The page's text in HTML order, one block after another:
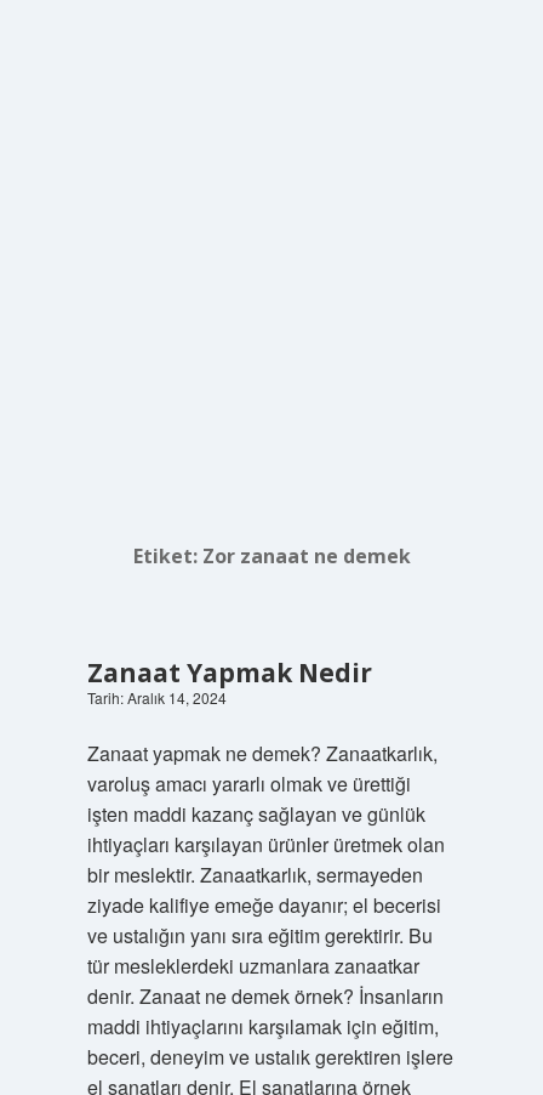
Etiket: Zor zanaat ne demek
Zanaat Yapmak Nedir
Tarih: Aralık 14, 2024
Zanaat yapmak ne demek? Zanaatkarlık,
varoluş amacı yararlı olmak ve ürettiği
işten maddi kazanç sağlayan ve günlük
ihtiyaçları karşılayan ürünler üretmek olan
bir meslektir. Zanaatkarlık, sermayeden
ziyade kalifiye emeğe dayanır; el becerisi
ve ustalığın yanı sıra eğitim gerektirir. Bu
tür mesleklerdeki uzmanlara zanaatkar
denir. Zanaat ne demek örnek? İnsanların
maddi ihtiyaçlarını karşılamak için eğitim,
beceri, deneyim ve ustalık gerektiren işlere
el sanatları denir. El sanatlarına örnek